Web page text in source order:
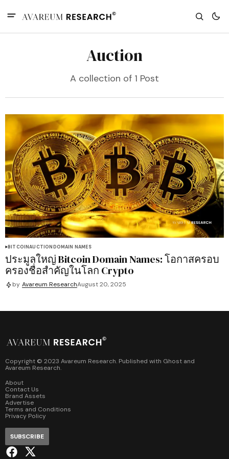
Auction
A collection of 1 Post
BITCOINAUCTIONDOMAIN NAMES
ประมูลใหญ่ Bitcoin Domain Names: โอกาสครอบ
ครองชื่อสำคัญในโลก Crypto
by Avareum ResearchAugust 20, 2025
Copyright © 2023 Avareum Research. Published with Ghost and
Avareum Research.
About
Contact Us
Brand Assets
Advertise
Terms and Conditions
Privacy Policy
SUBSCRIBE